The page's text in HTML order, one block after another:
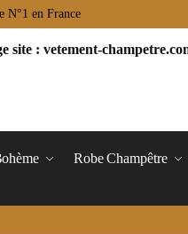
N°1 en France
Robe Champêtre